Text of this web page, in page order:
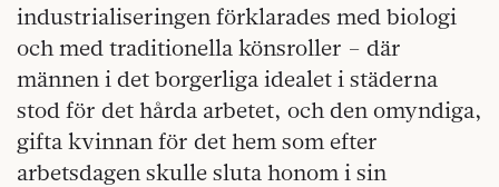
industrialiseringen förklarades med biologi
och med traditionella könsroller – där
männen i det borgerliga idealet i städerna
stod för det hårda arbetet, och den omyndiga,
gifta kvinnan för det hem som efter
arbetsdagen skulle sluta honom i sin